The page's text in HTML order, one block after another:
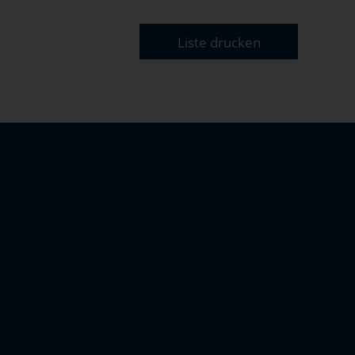
Liste drucken